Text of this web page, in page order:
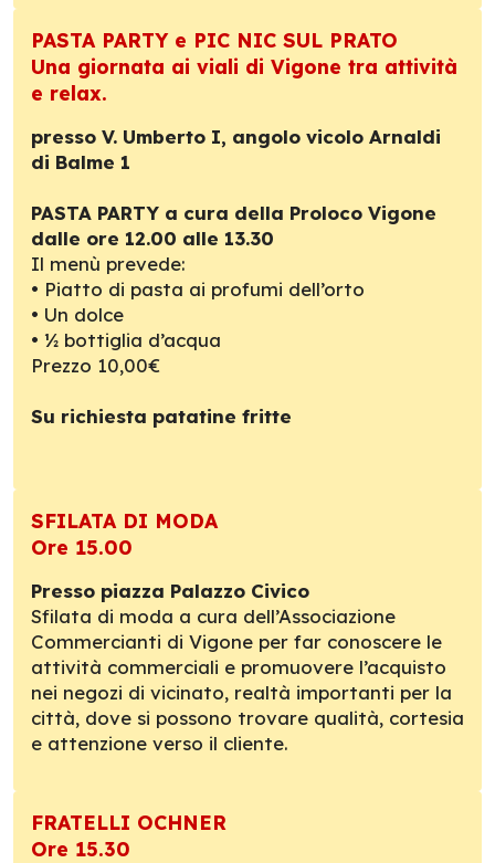
PASTA PARTY e PIC NIC SUL PRATO
Una giornata ai viali di Vigone tra attività
e relax.
presso V. Umberto I, angolo vicolo Arnaldi
di Balme 1
PASTA PARTY a cura della Proloco Vigone
dalle ore 12.00 alle 13.30
Il menù prevede:
• Piatto di pasta ai profumi dell’orto
• Un dolce
• ½ bottiglia d’acqua
Prezzo 10,00€
Su richiesta patatine fritte
SFILATA DI MODA
Ore 15.00
Presso piazza Palazzo Civico
Sfilata di moda a cura dell’Associazione
Commercianti di Vigone per far conoscere le
attività commerciali e promuovere l’acquisto
nei negozi di vicinato, realtà importanti per la
città, dove si possono trovare qualità, cortesia
e attenzione verso il cliente.
FRATELLI OCHNER
Ore 15.30